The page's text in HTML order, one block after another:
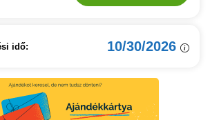
idő: 10/30/2026